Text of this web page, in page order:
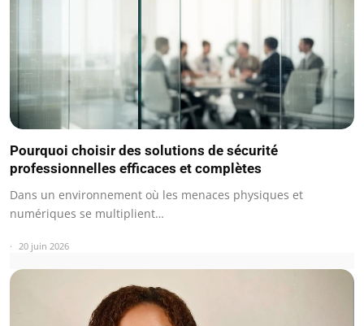
Pourquoi choisir des solutions de sécurité
professionnelles efficaces et complètes
Dans un environnement où les menaces physiques et
numériques se multiplient…
20 juin 2026